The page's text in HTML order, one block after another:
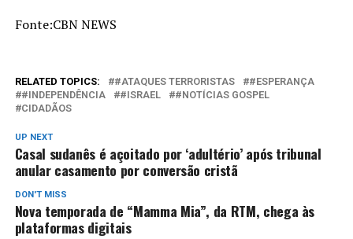
Fonte:CBN NEWS
RELATED TOPICS: #ATAQUES TERRORISTAS
#ESPERANÇA
#INDEPENDÊNCIA
#ISRAEL
#NOTÍCIAS GOSPEL
CIDADÃOS
UP NEXT
Casal sudanês é açoitado por ‘adultério’ após tribunal
anular casamento por conversão cristã
DON'T MISS
Nova temporada de “Mamma Mia”, da RTM, chega às
plataformas digitais